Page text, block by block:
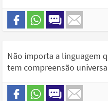
Não importa a linguagem
tem compreensão